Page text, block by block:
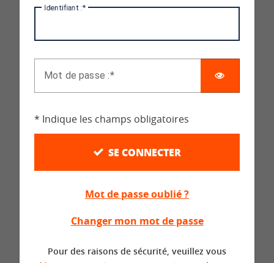
Identifiant :
Mot de passe :
* Indique les champs obligatoires
SE CONNECTER
Mot de passe oublié ?
Changer mon mot de passe
Pour des raisons de sécurité, veuillez vous